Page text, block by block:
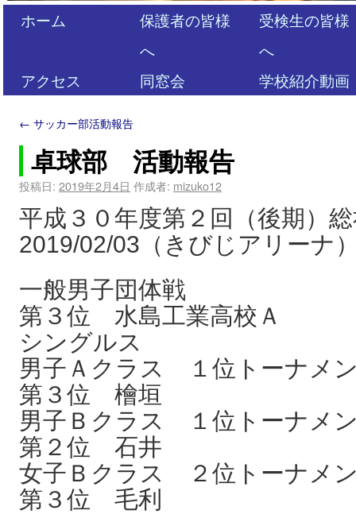
ホーム
保護者の皆様
へ
受検生の皆様
へ
アクセス
同窓会 学校紹介動画
← サッカー部活動報告
卓球部 活動報告
投稿日: 2019年2月4日 作成者: mizuko12
平成３０年度第２回（後期）
2019/02/03（きびじアリーナ
一般男子団体戦
第３位 水島工業高校Ａ
シングルス
男子Ａクラス １位トーナメ
第３位 檜垣
男子Ｂクラス １位トーナメ
第２位 石井
女子Ｂクラス ２位トーナメ
第３位 毛利